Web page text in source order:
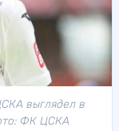
выглядел в
ФК ЦСКА